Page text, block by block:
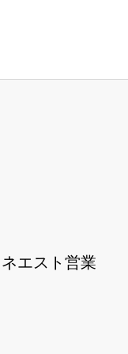
エスト営業